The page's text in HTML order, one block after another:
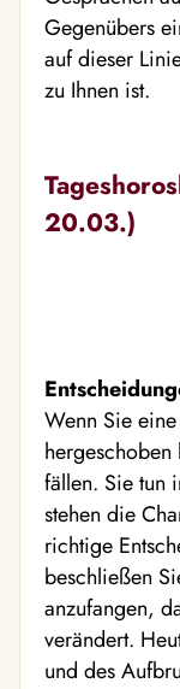
Gegenübers
auf dieser
zu Ihnen ist.
20.03.)
Wenn Sie
hergeschoben
fällen. Sie tun
stehen die
richtige
beschließen
anzufangen,
verändert.
und des